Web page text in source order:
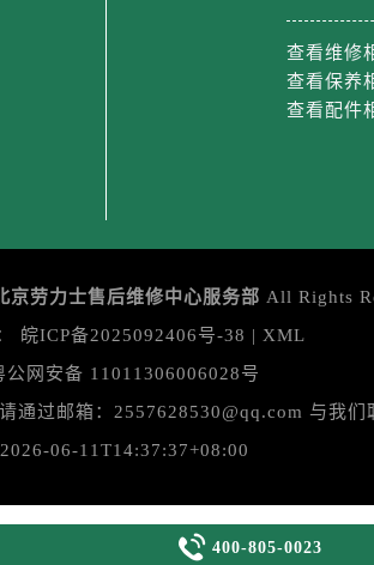
提前预约）
中心（需提前预约）
心（需提前预约）
中心（需提前预约）
约）
）
约）
约）
务中心（需提前预约）
服务中心（需提前预约）
查看维修
查看保养
查看配件
京劳力士售后维修中心服务部 All Rights
皖ICP备2025092406号-38 | XML
公网安备 11011306006028号
过邮箱：2557628530@qq.com 与我
06-11T14:37:37+08:00
 400-805-0023